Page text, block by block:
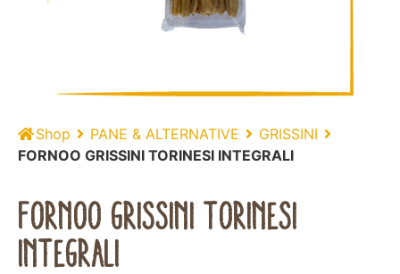
Shop PANE & ALTERNATIVE
GRISSINI
FORNOO GRISSINI TORINESI INTEGRALI
FORNOO GRISSINI TORINESI
INTEGRALI